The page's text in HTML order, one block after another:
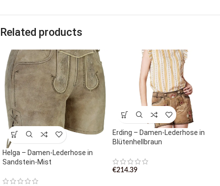
Related products
Helga – Damen-Lederhose in
Sandstein-Mist
Erding – Damen-Lederhose in
Blütenhellbraun
€214.39